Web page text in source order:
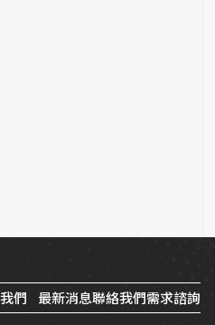
們 最新消息聯絡我們需求諮詢